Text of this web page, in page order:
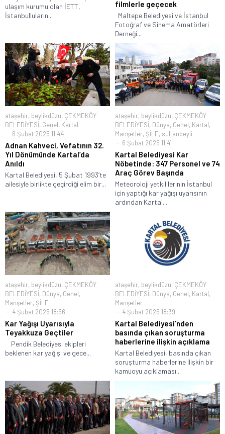
ulaşım kurumu olan İETT,
İstanbulluların...
filmlerle geçecek
Maltepe Belediyesi ve İstanbul
Fotoğraf ve Sinema Amatörleri
Derneği...
ataşehir, beylikdüzü, ÇEKMEKÖY
BELEDİYESİ, Genel, Kartal
6 Şubat 2025 11:44
Adnan Kahveci, Vefatının 32.
Yıl Dönümünde Kartal’da
Anıldı
Kartal Belediyesi, 5 Şubat 1993’te
ailesiyle birlikte geçirdiği elim bir...
ataşehir, beylikdüzü, ÇEKMEKÖY
BELEDİYESİ, Dünya, Genel, Kartal,
Manşetler, ŞİLE, sultanbeyli
6 Şubat 2025 11:41
Kartal Belediyesi Kar
Nöbetinde: 347 Personel ve 74
Araç Görev Başında
Meteoroloji yetkililerinin İstanbul
için yaptığı kar yağışı uyarısının
ardından Kartal...
ataşehir, beylikdüzü, ÇEKMEKÖY
BELEDİYESİ, Dünya, Genel,
Manşetler, ŞİLE
4 Şubat 2025 18:56
Kar Yağışı Uyarısıyla
Teyakkuza Geçtiler
Pendik Belediyesi ekipleri
beklenen kar yağışı ve gece...
ataşehir, beylikdüzü, ÇEKMEKÖY
BELEDİYESİ, Dünya, Genel, Kartal,
Manşetler
4 Şubat 2025 18:39
Kartal Belediyesi’nden
basında çıkan soruşturma
haberlerine ilişkin açıklama
Kartal Belediyesi, basında çıkan
soruşturma haberlerine ilişkin bir
kamuoyu açıklaması...